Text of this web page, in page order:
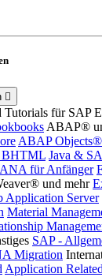
Tutorials für SAP
ABAP®
ABAP Objects®
BHTML Java &
für Anfänger
und mehr
Application Server
Material
SAP -
Migration
Application Related